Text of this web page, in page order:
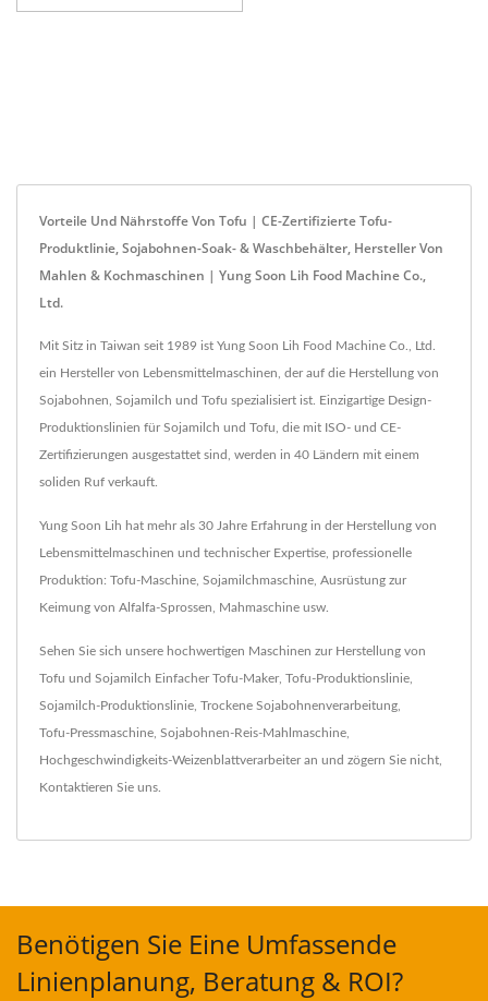
Vorteile Und Nährstoffe Von Tofu | CE-Zertifizierte Tofu-
Produktlinie, Sojabohnen-Soak- & Waschbehälter, Hersteller Von
Mahlen & Kochmaschinen | Yung Soon Lih Food Machine Co.,
Ltd.
Mit Sitz in Taiwan seit 1989 ist Yung Soon Lih Food Machine Co., Ltd.
ein Hersteller von Lebensmittelmaschinen, der auf die Herstellung von
Sojabohnen, Sojamilch und Tofu spezialisiert ist. Einzigartige Design-
Produktionslinien für Sojamilch und Tofu, die mit ISO- und CE-
Zertifizierungen ausgestattet sind, werden in 40 Ländern mit einem
soliden Ruf verkauft.
Yung Soon Lih hat mehr als 30 Jahre Erfahrung in der Herstellung von
Lebensmittelmaschinen und technischer Expertise, professionelle
Produktion: Tofu-Maschine, Sojamilchmaschine, Ausrüstung zur
Keimung von Alfalfa-Sprossen, Mahmaschine usw.
Sehen Sie sich unsere hochwertigen Maschinen zur Herstellung von
Tofu und Sojamilch Einfacher Tofu-Maker, Tofu-Produktionslinie
Sojamilch-Produktionslinie Trockene Sojabohnenverarbeitung
Tofu-Pressmaschine Sojabohnen-Reis-Mahlmaschine
Hochgeschwindigkeits-Weizenblattverarbeiteran und zögern Sie nicht,
Kontaktieren Sie uns
Benötigen Sie Eine Umfassende
Linienplanung, Beratung & ROI?